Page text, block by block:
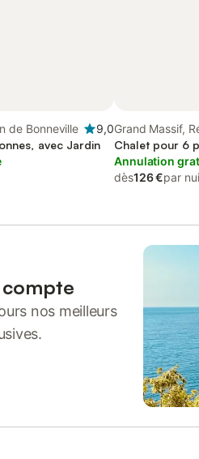
de Bonneville
9,0
avec Jardin
Grand Massif,
Bonneville
Chalet pour 6
Annulation
dès126 €par
compte
nos meilleurs